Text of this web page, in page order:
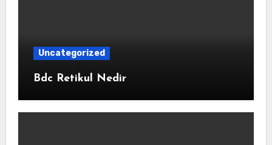
Uncategorized
Bdc Retikul Nedir